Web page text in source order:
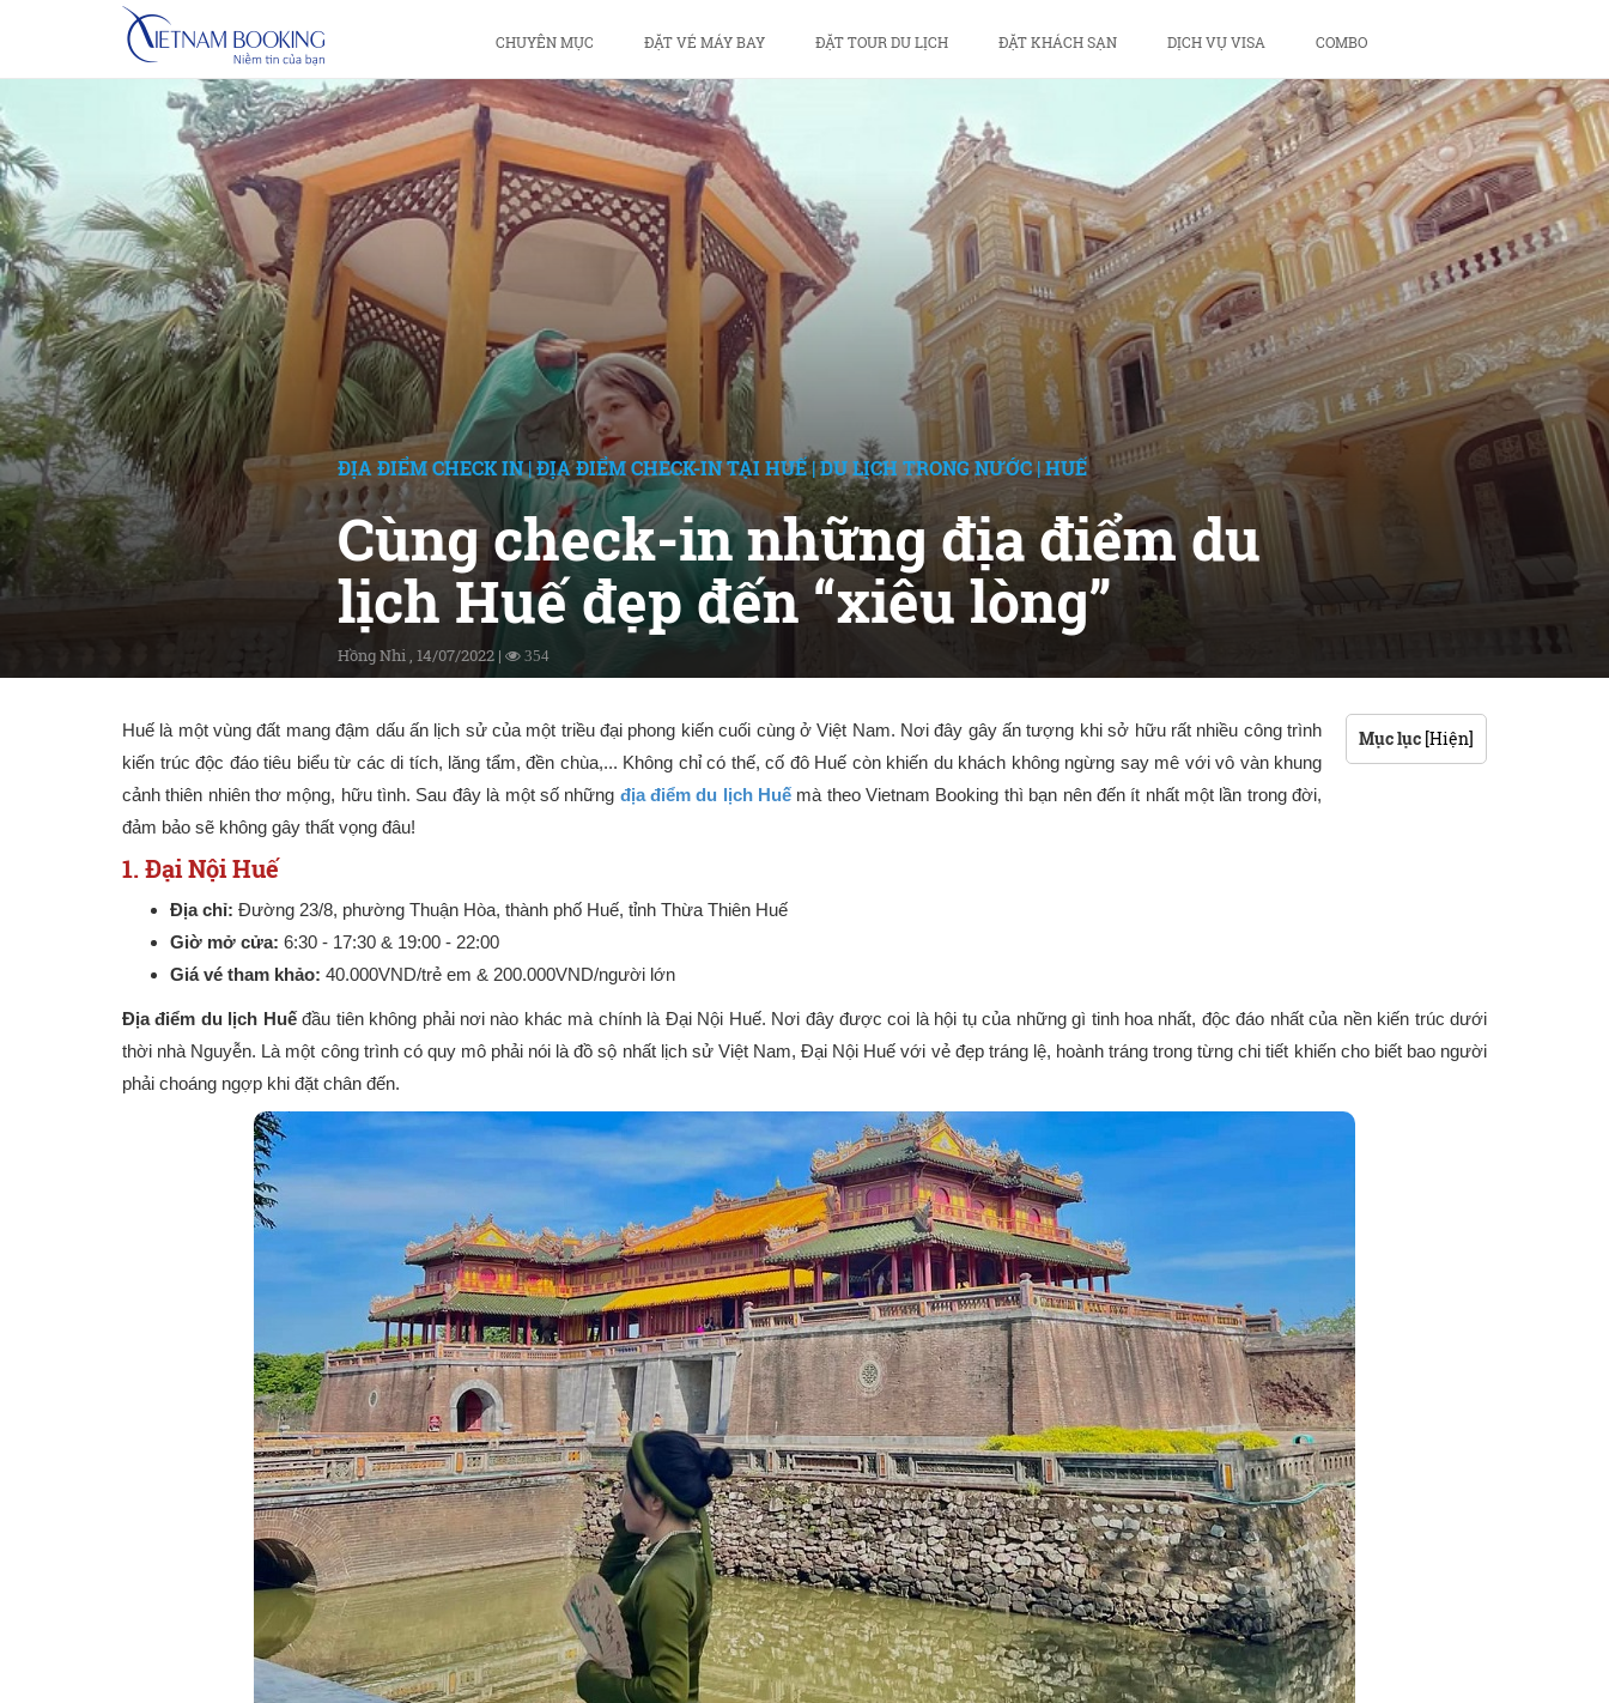
CHUYÊN MỤC ĐẶT VÉ MÁY BAY ĐẶT TOUR DU LỊCH ĐẶT KHÁCH SẠN DỊCH VỤ VISA COMBO
ĐỊA ĐIỂM CHECK IN|ĐỊA ĐIỂM CHECK-IN TẠI HUẾ|DU LỊCH TRONG NƯỚC|HUẾ
Cùng check-in những địa điểm du
lịch Huế đẹp đến “xiêu lòng”
Hồng Nhi , 14/07/2022 | 354
Mục lục [Hiện]
Huế là một vùng đất mang đậm dấu ấn lịch sử của một triều đại phong kiến cuối cùng ở Việt Nam. Nơi đây gây ấn tượng khi sở hữu rất nhiều công trình
kiến trúc độc đáo tiêu biểu từ các di tích, lăng tẩm, đền chùa,... Không chỉ có thế, cố đô Huế còn khiến du khách không ngừng say mê với vô vàn khung
cảnh thiên nhiên thơ mộng, hữu tình. Sau đây là một số những địa điểm du lịch Huế mà theo Vietnam Booking thì bạn nên đến ít nhất một lần trong đời,
đảm bảo sẽ không gây thất vọng đâu!
1. Đại Nội Huế
Địa chỉ: Đường 23/8, phường Thuận Hòa, thành phố Huế, tỉnh Thừa Thiên Huế
Giờ mở cửa: 6:30 - 17:30 & 19:00 - 22:00
Giá vé tham khảo: 40.000VND/trẻ em & 200.000VND/người lớn
Địa điểm du lịch Huếđầu tiên không phải nơi nào khác mà chính là Đại Nội Huế. Nơi đây được coi là hội tụ của những gì tinh hoa nhất, độc đáo nhất của nền kiến trúc dưới
thời nhà Nguyễn. Là một công trình có quy mô phải nói là đồ sộ nhất lịch sử Việt Nam, Đại Nội Huế với vẻ đẹp tráng lệ, hoành tráng trong từng chi tiết khiến cho biết bao người
phải choáng ngợp khi đặt chân đến.